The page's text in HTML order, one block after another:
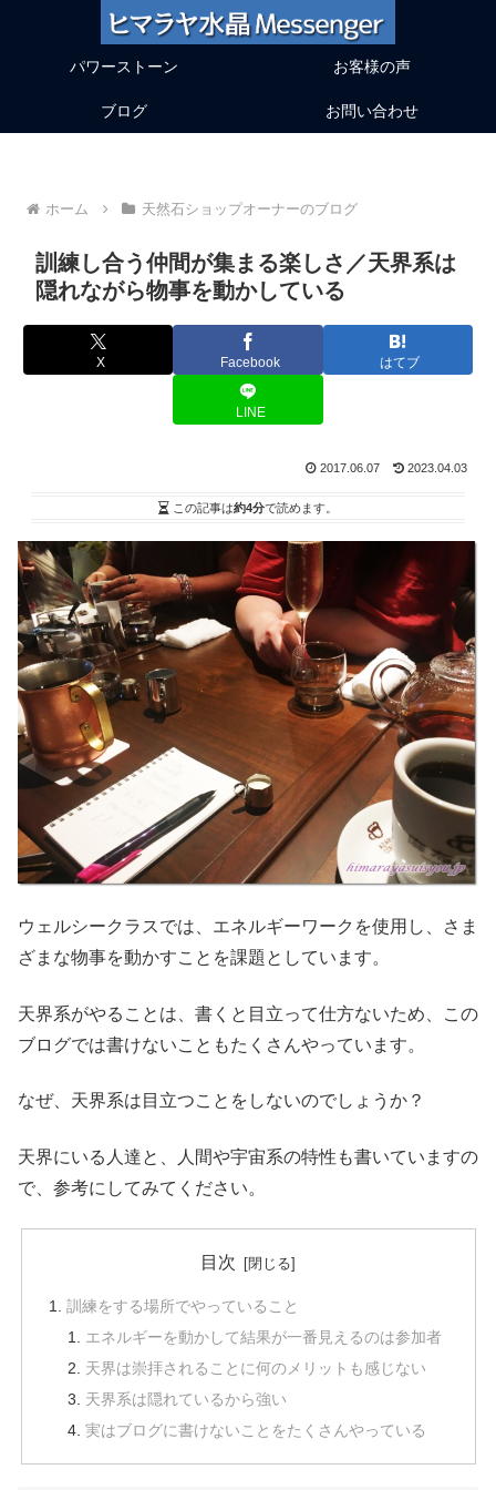
パワーストーン お客様の声
ブログ お問い合わせ
ホーム 天然石ショップオーナーのブログ
訓練し合う仲間が集まる楽しさ／天界系は
隠れながら物事を動かしている
X Facebook はてブ
LINE
2017.06.07 2023.04.03
この記事は約4分で読めます。
ウェルシークラスでは、エネルギーワークを使用し、さま
ざまな物事を動かすことを課題としています。
天界系がやることは、書くと目立って仕方ないため、この
ブログでは書けないこともたくさんやっています。
なぜ、天界系は目立つことをしないのでしょうか？
天界にいる人達と、人間や宇宙系の特性も書いていますの
で、参考にしてみてください。
目次
訓練をする場所でやっていること
エネルギーを動かして結果が一番見えるのは参加者
天界は崇拝されることに何のメリットも感じない
天界系は隠れているから強い
実はブログに書けないことをたくさんやっている